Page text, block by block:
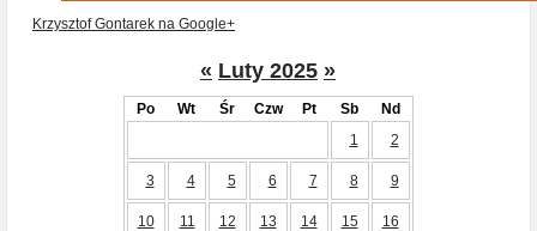
Krzysztof Gontarek na Google+
« Luty 2025 »
Po Wt Śr Czw Pt Sb
Nd
1
2
3 4 5 6 7 8 9
10 11 12 13 14 15 16